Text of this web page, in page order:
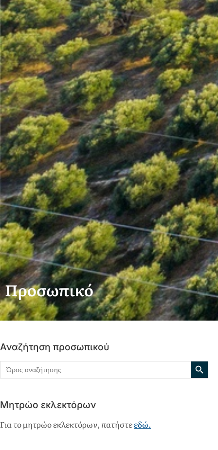
Προσωπικό
Αναζήτηση προσωπικού
Search
for:
Μητρώο εκλεκτόρων
Για το μητρώο εκλεκτόρων, πατήστεεδώ.